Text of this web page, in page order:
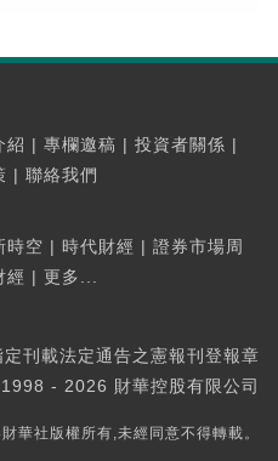
紹 | 專欄邀稿 | 投資者關係 |
| 聯絡我們
時空 | 時代財經 | 證券市場周
經 | 更多...
刊載法定通告之憲報刊登報章
- 2026 財華控股有限公司
華社版權所有,未經同意不得轉載。